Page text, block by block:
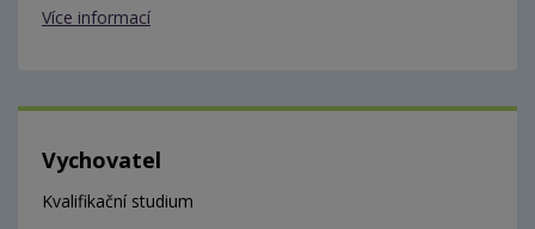
Více informací
Vychovatel
Kvalifikační studium